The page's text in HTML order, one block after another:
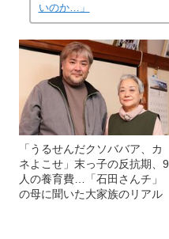
いのか…」
「うるせんだクソババア、カ
ネよこせ」末っ子の反抗期、9
人の養育費…「石田さんチ」
の母に聞いた大家族のリアル